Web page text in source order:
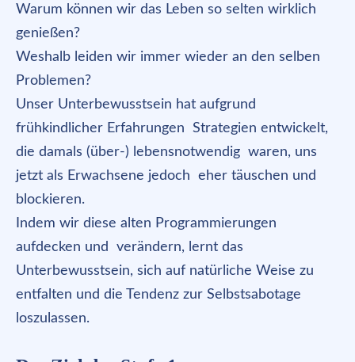
Warum können wir das Leben so selten wirklich
genießen?
Weshalb leiden wir immer wieder an den selben
Problemen?
Unser Unterbewusstsein hat aufgrund
frühkindlicher Erfahrungen Strategien entwickelt,
die damals (über-) lebensnotwendig waren, uns
jetzt als Erwachsene jedoch eher täuschen und
blockieren.
Indem wir diese alten Programmierungen
aufdecken und verändern, lernt das
Unterbewusstsein, sich auf natürliche Weise zu
entfalten und die Tendenz zur Selbstsabotage
loszulassen.